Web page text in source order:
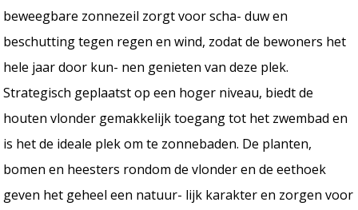
beweegbare zonnezeil zorgt voor scha- duw en
beschutting tegen regen en wind, zodat de bewoners het
hele jaar door kun- nen genieten van deze plek.
Strategisch geplaatst op een hoger niveau, biedt de
houten vlonder gemakkelijk toegang tot het zwembad en
is het de ideale plek om te zonnebaden. De planten,
bomen en heesters rondom de vlonder en de eethoek
geven het geheel een natuur- lijk karakter en zorgen voor